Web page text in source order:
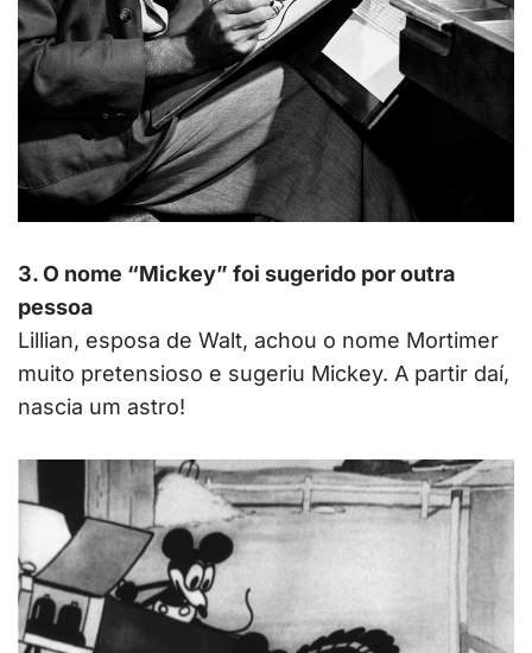
3. O nome “Mickey” foi sugerido por outra
pessoa
Lillian, esposa de Walt, achou o nome Mortimer
muito pretensioso e sugeriu Mickey. A partir daí,
nascia um astro!